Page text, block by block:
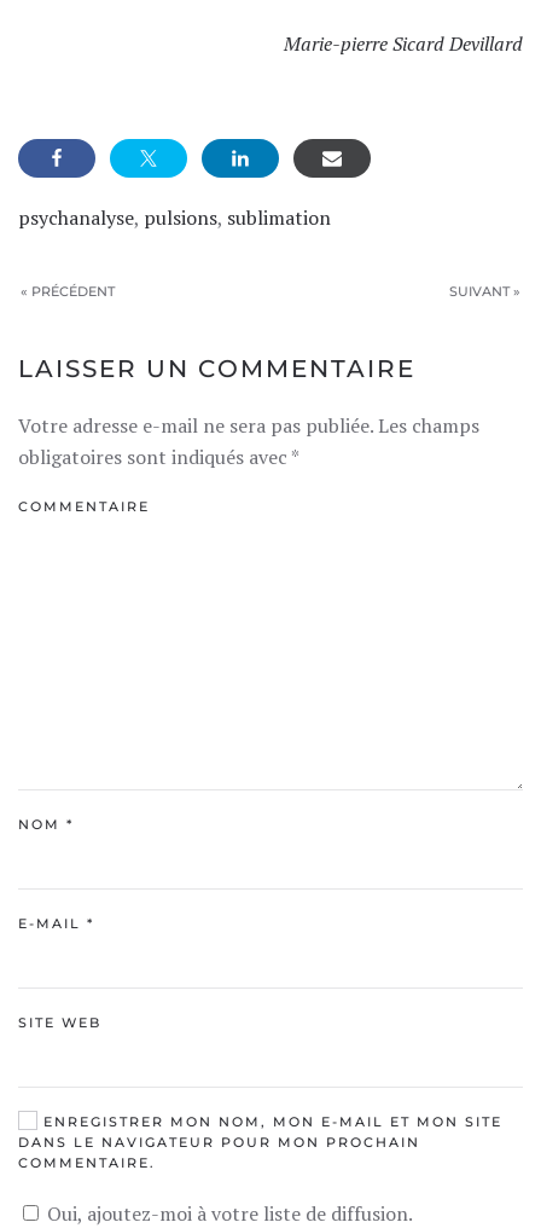
Marie-pierre Sicard Devillard
psychanalyse, pulsions, sublimation
« PRÉCÉDENT SUIVANT »
LAISSER UN COMMENTAIRE
Votre adresse e-mail ne sera pas publiée. Les champs
obligatoires sont indiqués avec *
COMMENTAIRE
NOM *
E-MAIL *
SITE WEB
ENREGISTRER MON NOM, MON E-MAIL ET MON SITE
DANS LE NAVIGATEUR POUR MON PROCHAIN
COMMENTAIRE.
Oui, ajoutez-moi à votre liste de diffusion.